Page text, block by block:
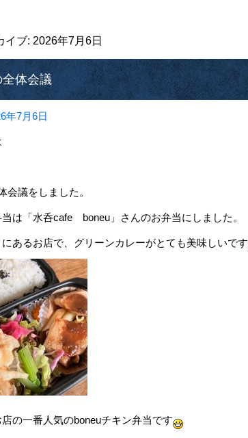
イブ: 2026年7月6日
全体会議
年7月6日
会議をしました。
は「水呑cafe boneu」さんのお弁当にしました。
あるお店で、グリーンカレーがとても美味しいです
の一番人気のboneuチキン弁当です